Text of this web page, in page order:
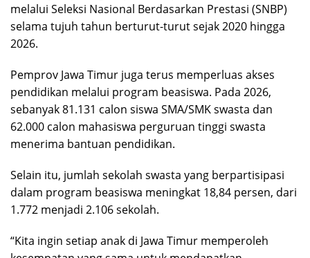
melalui Seleksi Nasional Berdasarkan Prestasi (SNBP)
selama tujuh tahun berturut-turut sejak 2020 hingga
2026.
Pemprov Jawa Timur juga terus memperluas akses
pendidikan melalui program beasiswa. Pada 2026,
sebanyak 81.131 calon siswa SMA/SMK swasta dan
62.000 calon mahasiswa perguruan tinggi swasta
menerima bantuan pendidikan.
Selain itu, jumlah sekolah swasta yang berpartisipasi
dalam program beasiswa meningkat 18,84 persen, dari
1.772 menjadi 2.106 sekolah.
“Kita ingin setiap anak di Jawa Timur memperoleh